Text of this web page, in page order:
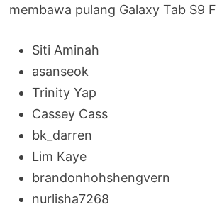
membawa pulang Galaxy Tab S9
Siti Aminah
asanseok
Trinity Yap
Cassey Cass
bk_darren
Lim Kaye
brandonhohshengvern
nurlisha7268